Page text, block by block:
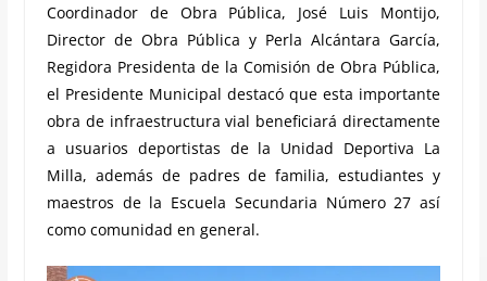
Coordinador de Obra Pública, José Luis Montijo,
Director de Obra Pública y Perla Alcántara García,
Regidora Presidenta de la Comisión de Obra Pública,
el Presidente Municipal destacó que esta importante
obra de infraestructura vial beneficiará directamente
a usuarios deportistas de la Unidad Deportiva La
Milla, además de padres de familia, estudiantes y
maestros de la Escuela Secundaria Número 27 así
como comunidad en general.